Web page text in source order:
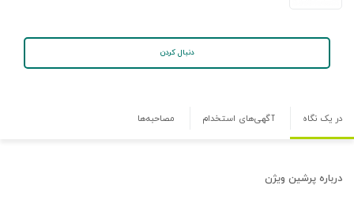
دنبال کردن
در یک نگاه آگهی‌های استخدام مصاحبه‌ها
درباره پرشین ویژن